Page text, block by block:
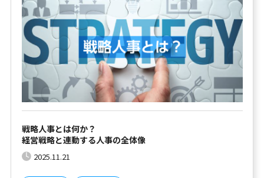
戦略人事とは何か？
経営戦略と連動する人事の全体像
2025.11.21